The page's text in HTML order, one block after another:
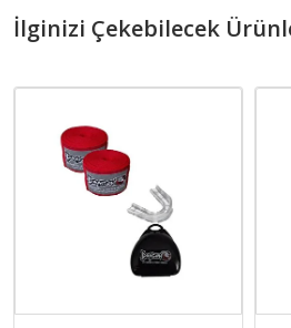
İlginizi Çekebilecek